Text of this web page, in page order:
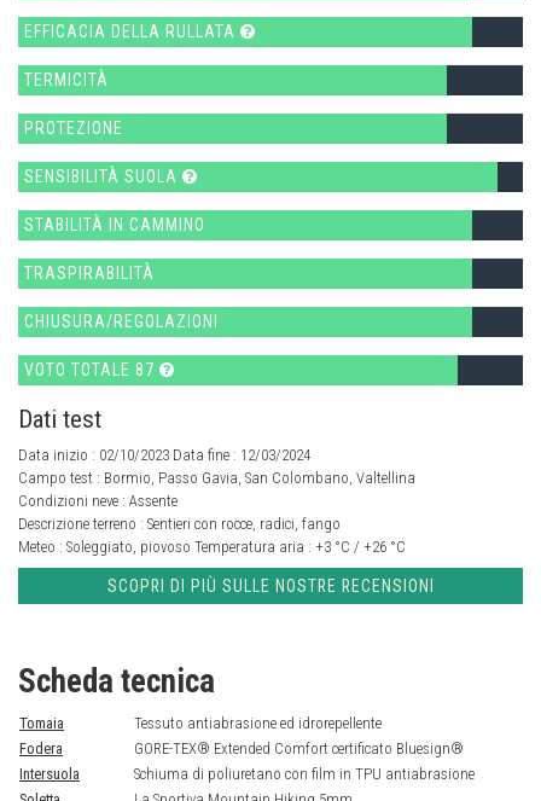
EFFICACIA DELLA RULLATA
TERMICITÀ
PROTEZIONE
SENSIBILITÀ SUOLA
STABILITÀ IN CAMMINO
TRASPIRABILITÀ
CHIUSURA/REGOLAZIONI
VOTO TOTALE 87
Dati test
Data inizio : 02/10/2023 Data fine : 12/03/2024
Campo test : Bormio, Passo Gavia, San Colombano, Valtellina
Condizioni neve : Assente
Descrizione terreno : Sentieri con rocce, radici, fango
Meteo : Soleggiato, piovoso Temperatura aria : +3 °C / +26 °C
SCOPRI DI PIÙ SULLE NOSTRE RECENSIONI
Scheda tecnica
Tomaia
Tessuto antiabrasione ed idrorepellente
Fodera
GORE-TEX® Extended Comfort certificato Bluesign®
Intersuola
Schiuma di poliuretano con film in TPU antiabrasione